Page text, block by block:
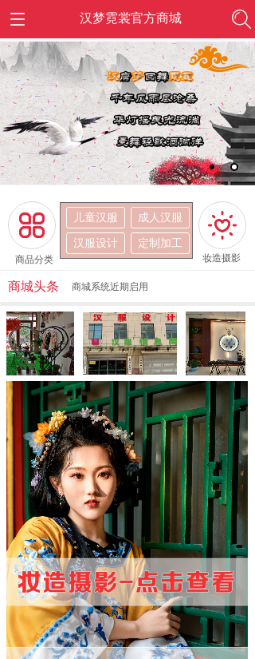
儿童汉服
成人汉服
汉服设计
定制加工
商品分类 妆造摄影
按钮文本 按钮文本
商城系统近期启用
商城头条
汉梦霓裳官方商城